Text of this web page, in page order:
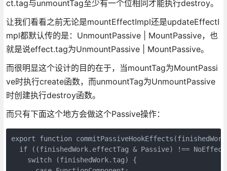
ct.tag与unmountTag至少有一个位相同才能执行destroy。
让我们看看之前无论是mountEffectImpl还是updateEffectI
mpl都默认传的是：UnmountPassive | MountPassive，也
就是说effect.tag为UnmountPassive | MountPassive。
而很明显这个设计的目的在于，当mountTag为MountPassi
ve时执行create函数，而unmountTag为UnmountPassive
时创建执行destroy函数。
而只有下面这个地方会做这个Passive操作：
export function
if ((finishedWork.effectTag & Passive) !==
    switch (finishedWork.tag) {